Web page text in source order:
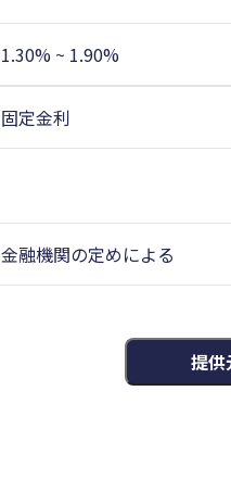
1.30% ~ 1.90%
固定金利
金融機関の定めによる
提供